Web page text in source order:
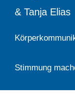
& Tanja Elias
Stimmung